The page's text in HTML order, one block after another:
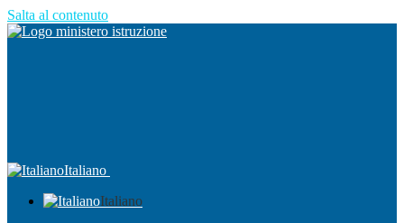
Salta al contenuto
Italiano
Italiano